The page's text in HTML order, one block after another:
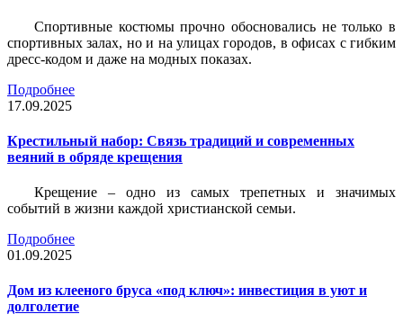
Спортивные костюмы прочно обосновались не только в
спортивных залах, но и на улицах городов, в офисах с гибким
дресс-кодом и даже на модных показах.
Подробнее
17.09.2025
Крестильный набор: Связь традиций и современных
веяний в обряде крещения
Крещение – одно из самых трепетных и значимых
событий в жизни каждой христианской семьи.
Подробнее
01.09.2025
Дом из клееного бруса «под ключ»: инвестиция в уют и
долголетие